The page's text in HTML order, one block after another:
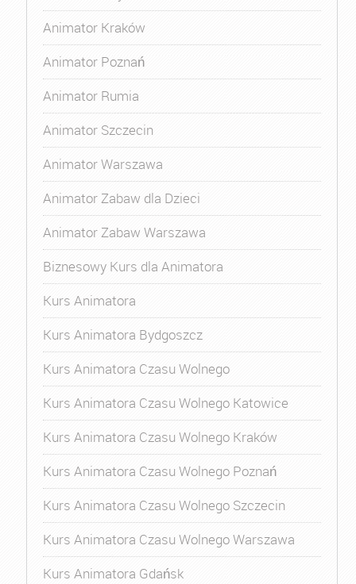
Animator Kraków
Animator Poznań
Animator Rumia
Animator Szczecin
Animator Warszawa
Animator Zabaw dla Dzieci
Animator Zabaw Warszawa
Biznesowy Kurs dla Animatora
Kurs Animatora
Kurs Animatora Bydgoszcz
Kurs Animatora Czasu Wolnego
Kurs Animatora Czasu Wolnego Katowice
Kurs Animatora Czasu Wolnego Kraków
Kurs Animatora Czasu Wolnego Poznań
Kurs Animatora Czasu Wolnego Szczecin
Kurs Animatora Czasu Wolnego Warszawa
Kurs Animatora Gdańsk